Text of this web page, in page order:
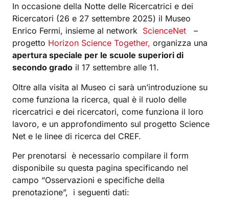
In occasione della Notte delle Ricercatrici e dei
Ricercatori (26 e 27 settembre 2025) il Museo
Enrico Fermi, insieme al network ScienceNet
–
progetto Horizon Science Together, organizza una
apertura speciale per le scuole superiori di
secondo gradoil 17 settembre alle 11.
Oltre alla visita al Museo ci sarà un’introduzione su
come funziona la ricerca, qual è il ruolo delle
ricercatrici e dei ricercatori, come funziona il loro
lavoro, e un approfondimento sul progetto Science
Net e le linee di ricerca del CREF.
Per prenotarsi è necessario compilare il form
disponibile su questa pagina specificando nel
campo “Osservazioni e specifiche della
prenotazione”, i seguenti dati: